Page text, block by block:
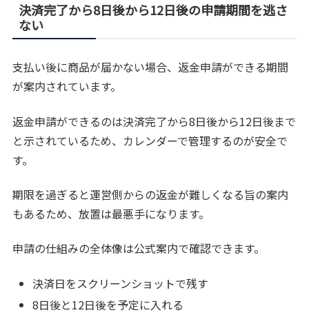
決済完了から8日後から12日後の申請期間を逃さ
ない
支払い後に商品が届かない場合、返金申請ができる期間
が案内されています。
返金申請ができるのは決済完了から8日後から12日後まで
と示されているため、カレンダーで管理するのが安全で
す。
期限を過ぎると運営側からの返金が難しくなる旨の案内
もあるため、放置は最悪手になります。
申請の仕組みの全体像は公式案内で確認できます。
決済日をスクリーンショットで残す
8日後と12日後を予定に入れる